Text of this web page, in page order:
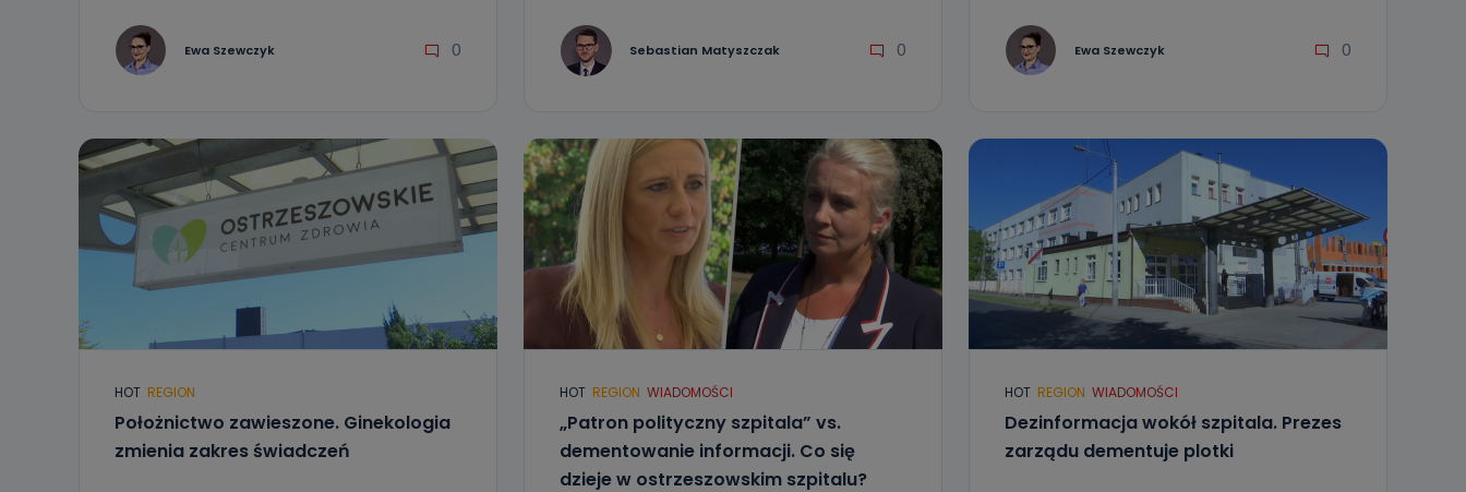
Ewa Szewczyk 0 Sebastian Matyszczak 0 Ewa Szewczyk 0
HOT REGION
Położnictwo zawieszone. Ginekologia
zmienia zakres świadczeń
HOT REGION WIADOMOŚCI
„Patron polityczny szpitala” vs.
dementowanie informacji. Co się
dzieje w ostrzeszowskim szpitalu?
HOT REGION WIADOMOŚCI
Dezinformacja wokół szpitala. Prezes
zarządu dementuje plotki